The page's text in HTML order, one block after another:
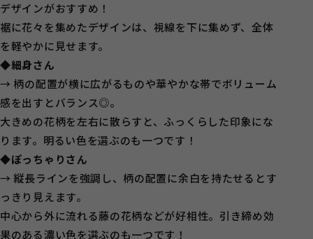
デザインがおすすめ！
裾に花々を集めたデザインは、視線を下に集めず、全体
を軽やかに見せます。
◆細身さん
→ 柄の配置が横に広がるものや華やかな帯でボリューム
感を出すとバランス◎。
大きめの花柄を左右に散らすと、ふっくらした印象にな
ります。明るい色を選ぶのも一つです！
◆ぽっちゃりさん
→ 縦長ラインを強調し、柄の配置に余白を持たせるとす
っきり見えます。
中心から外に流れる藤の花柄などが好相性。引き締め効
果のある濃い色を選ぶのも一つです！